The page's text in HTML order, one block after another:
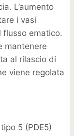
L’aumento
i vasi
flusso ematico.
mantenere
al rilascio di
viene regolata
5 (PDE5)